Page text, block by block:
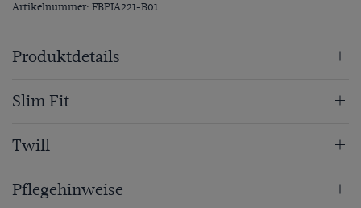
Artikelnummer: FBPIA221-B01
Produktdetails
Slim Fit
Twill
Pflegehinweise